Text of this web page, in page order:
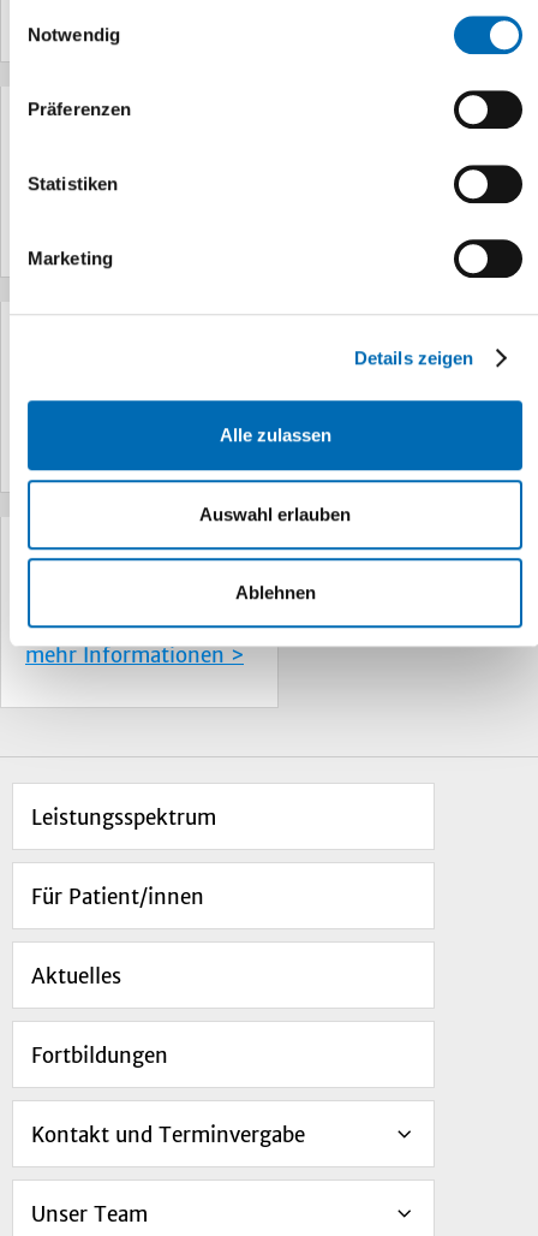
Notwendig
Präferenzen
Statistiken
Marketing
Details zeigen
Alle zulassen
Auswahl erlauben
Ablehnen
Häufig gestellte Fragen
Unsere Leistungen für Sie
mehr Informationen >
Unser Team
mehr Informationen >
Leistungsspektrum
Für Patient/innen
Aktuelles
Fortbildungen
Kontakt und Terminvergabe
Unser Team